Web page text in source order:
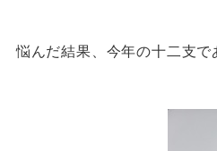
悩んだ結果、今年の十二支